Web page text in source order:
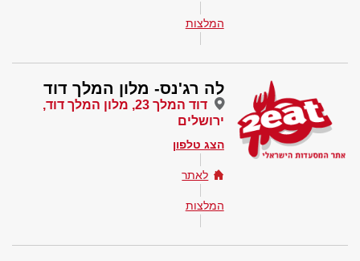
המלצות
לה רג'נס- מלון המלך דוד
דוד המלך 23, מלון המלך דוד,
ירושלים
הצג טלפון
לאתר
המלצות